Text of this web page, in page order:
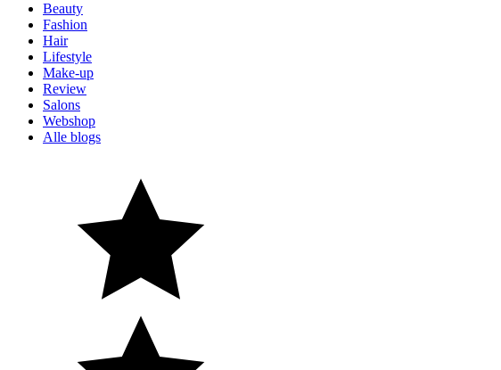
Beauty
Fashion
Hair
Lifestyle
Make-up
Review
Salons
Webshop
Alle blogs